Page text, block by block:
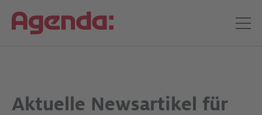
Aktuelle Newsartikel für